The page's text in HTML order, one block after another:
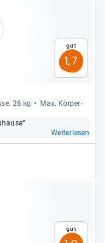
Gut
1,7
26 kg
Max. Kör­per­
Weiterlesen
Gut